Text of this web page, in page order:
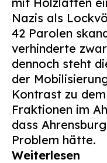
Nazis als
42 Parolen
verhinderte
dennoch steht
der
Kontrast zu
Fraktionen im
dass
Problem hätte.
Weiterlesen